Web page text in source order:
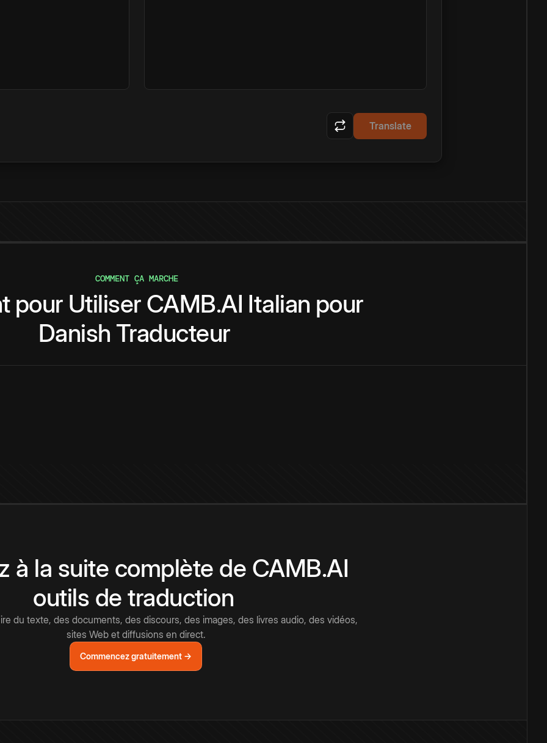
Translate
COMMENT ÇA MARCHE
pour Utiliser CAMB.AI Italian pour
Danish Traducteur
à la suite complète de CAMB.AI
outils de traduction
du texte, des documents, des discours, des images, des livres audio, des vidéos,
sites Web et diffusions en direct.
Commencez gratuitement →